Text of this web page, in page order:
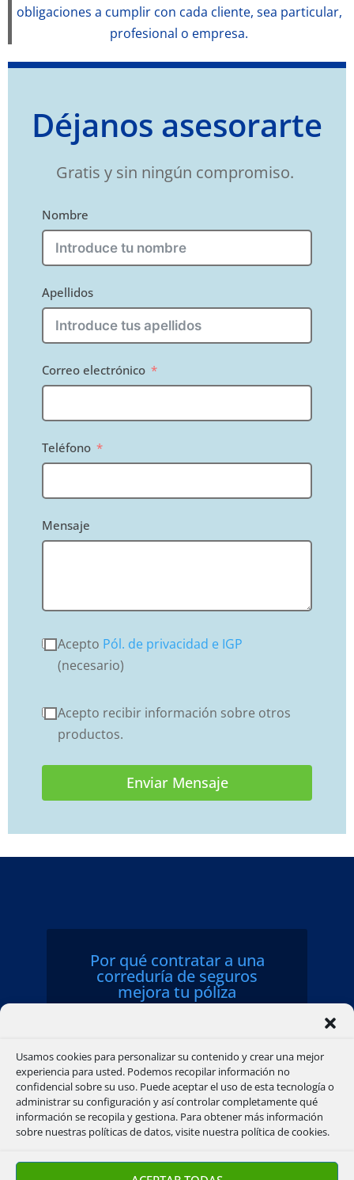
Usamos cookies para personalizar su contenido y crear una mejor
experiencia para usted. Podemos recopilar información no
confidencial sobre su uso. Puede aceptar el uso de esta tecnología o
administrar su configuración y así controlar completamente qué
información se recopila y gestiona. Para obtener más información
sobre nuestras políticas de datos, visite nuestra política de cookies.
obligaciones a cumplir con cada cliente, sea particular,
profesional o empresa.
Déjanos asesorarte
Gratis y sin ningún compromiso.
Nombre
Apellidos
Correo electrónico
Teléfono
Mensaje
Acepto Pól. de privacidad e IGP
(necesario)
Acepto recibir información sobre otros
productos.
Enviar Mensaje
Por qué contratar a una
correduría de seguros
mejora tu póliza
directamente a los siguientes
apartados: Contratar seguros
con una correduría: mejor
precio, mejor servicio ¿Por
qué elegir una correduría de